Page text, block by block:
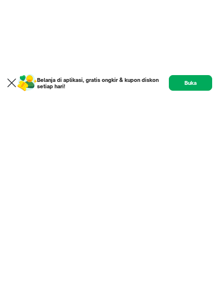
Belanja di aplikasi, gratis ongkir & kupon diskon
setiap hari!
Buka